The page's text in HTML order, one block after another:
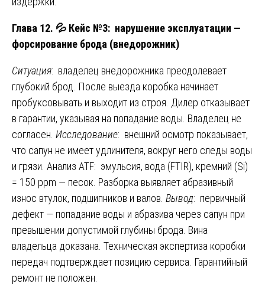
Глава 12. 💦 Кейс №3: нарушение эксплуатации —
форсирование брода (внедорожник)
Ситуация: владелец внедорожника преодолевает
глубокий брод. После выезда коробка начинает
пробуксовывать и выходит из строя. Дилер отказывает
в гарантии, указывая на попадание воды. Владелец не
согласен. Исследование: внешний осмотр показывает,
что сапун не имеет удлинителя, вокруг него следы воды
и грязи. Анализ ATF: эмульсия, вода (FTIR), кремний (Si)
= 150 ppm — песок. Разборка выявляет абразивный
износ втулок, подшипников и валов. Вывод: первичный
дефект — попадание воды и абразива через сапун при
превышении допустимой глубины брода. Вина
владельца доказана. Техническая экспертиза коробки
передач подтверждает позицию сервиса. Гарантийный
ремонт не положен.